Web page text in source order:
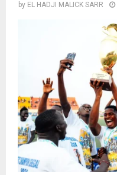
by EL HADJI MALICK SARR